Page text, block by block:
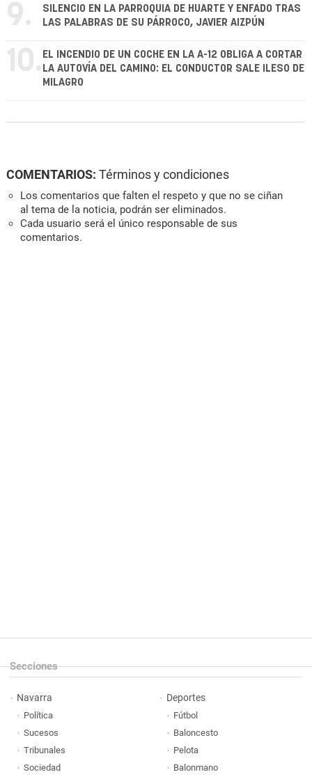
9.
SILENCIO EN LA PARROQUIA DE HUARTE Y ENFADO TRAS
LAS PALABRAS DE SU PÁRROCO, JAVIER AIZPÚN
10. EL INCENDIO DE UN COCHE EN LA A-12 OBLIGA A CORTAR
LA AUTOVÍA DEL CAMINO: EL CONDUCTOR SALE ILESO DE
MILAGRO
COMENTARIOS: Términos y condiciones
Los comentarios que falten el respeto y que no se ciñan
al tema de la noticia, podrán ser eliminados.
Cada usuario será el único responsable de sus
comentarios.
Secciones
Navarra
Política
Sucesos
Tribunales
Sociedad
Deportes
Fútbol
Baloncesto
Pelota
Balonmano